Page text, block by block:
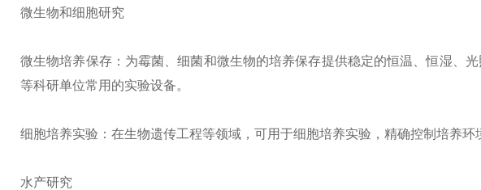
微生物和细胞研究
微生物培养保存：为霉菌、细菌和微生物的培养保存提供稳定的恒温、恒湿、
等科研单位常用的实验设备。
细胞培养实验：在生物遗传工程等领域，可用于细胞培养实验，精确控制培养环
水产研究